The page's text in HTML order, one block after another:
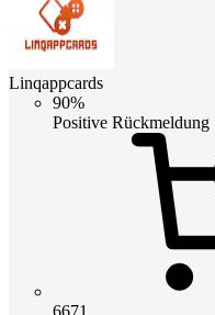
Linqappcards
90%
Positive Rückmeldung
6671